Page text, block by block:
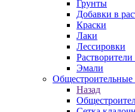
Грунты
Добавки в
Краски
Лаки
Лессировки
Эмали
Общестроительные
Назад